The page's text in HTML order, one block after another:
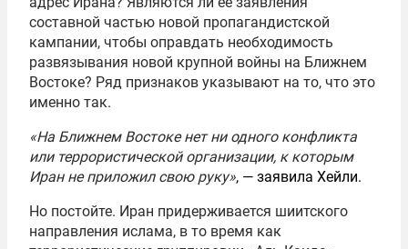
составной частью новой пропагандистской
кампании, чтобы оправдать необходимость
развязывания новой крупной войны на Ближнем
Востоке? Ряд признаков указывают на то, что это
именно так.
«На Ближнем Востоке нет ни одного конфликта
или террористической организации, к которым
Иран не приложил свою руку», — заявила Хейли.
Но постойте. Иран придерживается шиитского
направления ислама, в то время как